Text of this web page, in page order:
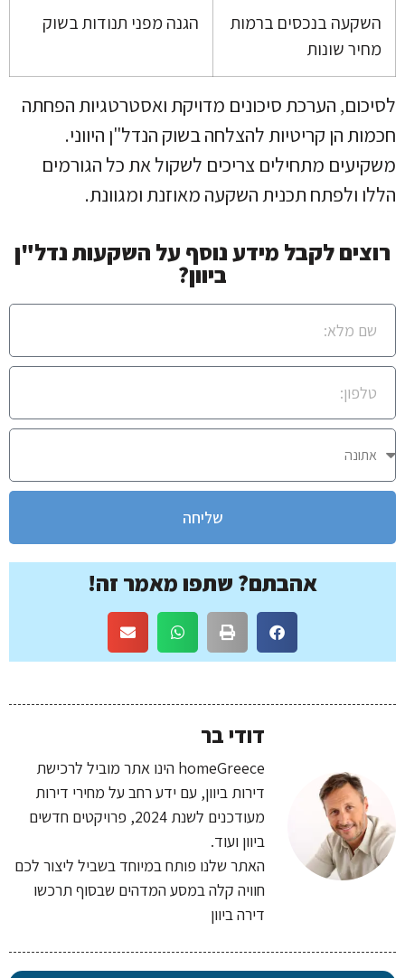
השקעה בנכסים ברמות
מחיר שונות
הגנה מפני תנודות בשוק
לסיכום, הערכת סיכונים מדויקת ואסטרטגיות הפחתה
חכמות הן קריטיות להצלחה בשוק הנדל"ן היווני.
משקיעים מתחילים צריכים לשקול את כל הגורמים
הללו ולפתח תכנית השקעה מאוזנת ומגוונת.
רוצים לקבל מידע נוסף על השקעות נדל"ן
ביוון?
שליחה
אהבתם? שתפו מאמר זה!
דודי בר
homeGreece הינו אתר מוביל לרכישת
דירות ביוון, עם ידע רחב על מחירי דירות
מעודכנים לשנת 2024, פרויקטים חדשים
ביוון ועוד.
האתר שלנו פותח במיוחד בשביל ליצור לכם
חוויה קלה במסע המדהים שבסוף תרכשו
דירה ביוון